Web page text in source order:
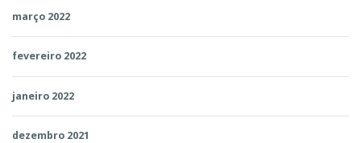
março 2022
fevereiro 2022
janeiro 2022
dezembro 2021